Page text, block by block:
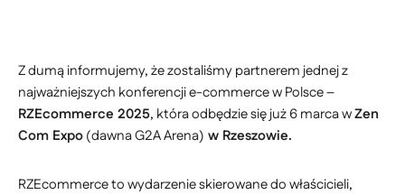
Z dumą informujemy, że zostaliśmy partnerem jednej z
najważniejszych konferencji e-commerce w Polsce –
RZEcommerce 2025, która odbędzie się już 6 marca wZen
Com Expo(dawna G2A Arena) w Rzeszowie.
RZEcommerce to wydarzenie skierowane do właścicieli,